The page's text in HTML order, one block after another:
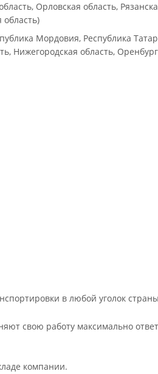
Орловская область,
область)
Мордовия, Республика
Нижегородская область,
в любой уголок
свою работу максимально
компании.